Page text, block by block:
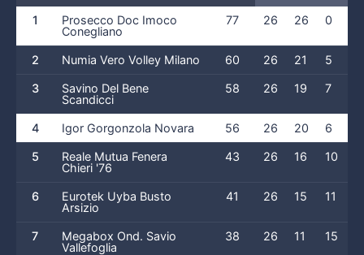
1
Prosecco Doc Imoco
Conegliano
77 26 26 0
2 Numia Vero Volley Milano 60 26 21 5
3
Savino Del Bene
Scandicci
58 26 19 7
4 Igor Gorgonzola Novara 56 26 20 6
5
Reale Mutua Fenera
Chieri '76
43 26 16 10
6
Eurotek Uyba Busto
Arsizio
41 26 15 11
7
Megabox Ond. Savio
Vallefoglia
38 26 11 15